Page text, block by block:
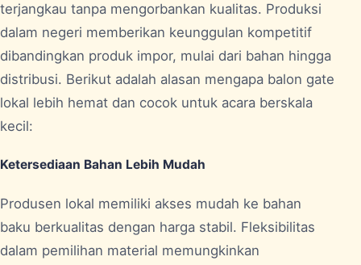
terjangkau tanpa mengorbankan kualitas. Produksi
dalam negeri memberikan keunggulan kompetitif
dibandingkan produk impor, mulai dari bahan hingga
distribusi. Berikut adalah alasan mengapa balon gate
lokal lebih hemat dan cocok untuk acara berskala
kecil:
Ketersediaan Bahan Lebih Mudah
Produsen lokal memiliki akses mudah ke bahan
baku berkualitas dengan harga stabil. Fleksibilitas
dalam pemilihan material memungkinkan